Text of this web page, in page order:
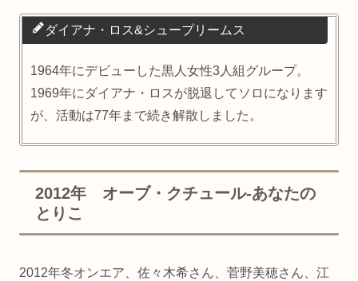
ダイアナ・ロス&シュープリームス
1964年にデビューした黒人女性3人組グループ。
1969年にダイアナ・ロスが脱退してソロになります
が、活動は77年まで続き解散しました。
2012年 オーブ・クチュール-あなたの
とりこ
2012年冬オンエア、佐々木希さん、菅野美穂さん、江